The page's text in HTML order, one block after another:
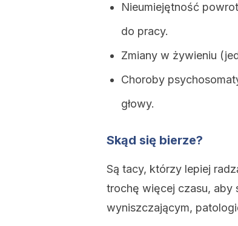
Nieumiejętność
do pracy.
Zmiany w żywieniu
Choroby
głowy.
Skąd się bierze?
Są tacy, którzy lepiej
trochę więcej czasu, aby
wyniszczającym,